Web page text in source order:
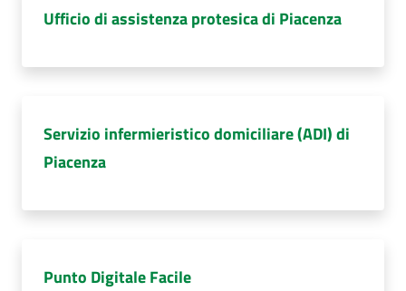
Ufficio di assistenza protesica di Piacenza
Servizio infermieristico domiciliare (ADI) di
Piacenza
Punto Digitale Facile